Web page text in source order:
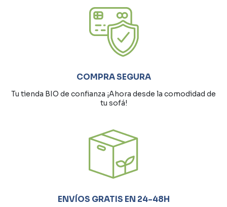
COMPRA SEGURA
Tu tienda BIO de confianza ¡Ahora desde la comodidad de
tu sofá!
ENVÍOS GRATIS EN 24-48H